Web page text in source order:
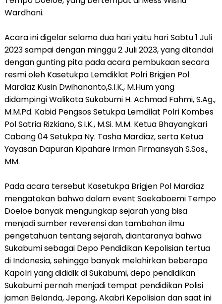
Wardhani.
Acara ini digelar selama dua hari yaitu hari Sabtu 1 Juli
2023 sampai dengan minggu 2 Juli 2023, yang ditandai
dengan gunting pita pada acara pembukaan secara
resmi oleh Kasetukpa Lemdiklat Polri Brigjen Pol
Mardiaz Kusin Dwihananto,S.I.K., M.Hum yang
didampingi Walikota Sukabumi H. Achmad Fahmi, S.Ag.,
M.M.Pd. Kabid Pengsos Setukpa Lemdilat Polri Kombes
Pol Satria Rizkiano, S.I.K., M.Si. M.M. Ketua Bhayangkari
Cabang 04 Setukpa Ny. Tasha Mardiaz, serta Ketua
Yayasan Dapuran Kipahare Irman Firmansyah S.Sos.,
MM.
Pada acara tersebut Kasetukpa Brigjen Pol Mardiaz
mengatakan bahwa dalam event Soekaboemi Tempo
Doeloe banyak mengungkap sejarah yang bisa
menjadi sumber reverensi dan tambahan ilmu
pengetahuan tentang sejarah, diantaranya bahwa
Sukabumi sebagai Depo Pendidikan Kepolisian tertua
di Indonesia, sehingga banyak melahirkan beberapa
Kapolri yang dididik di Sukabumi, depo pendidikan
Sukabumi pernah menjadi tempat pendidikan Polisi
jaman Belanda, Jepang, Akabri Kepolisian dan saat ini